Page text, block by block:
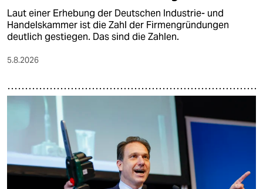
Laut einer Erhebung der Deutschen Industrie- und
Handelskammer ist die Zahl der Firmengründungen
deutlich gestiegen. Das sind die Zahlen.
5.8.2026